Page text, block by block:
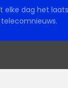
elke dag het